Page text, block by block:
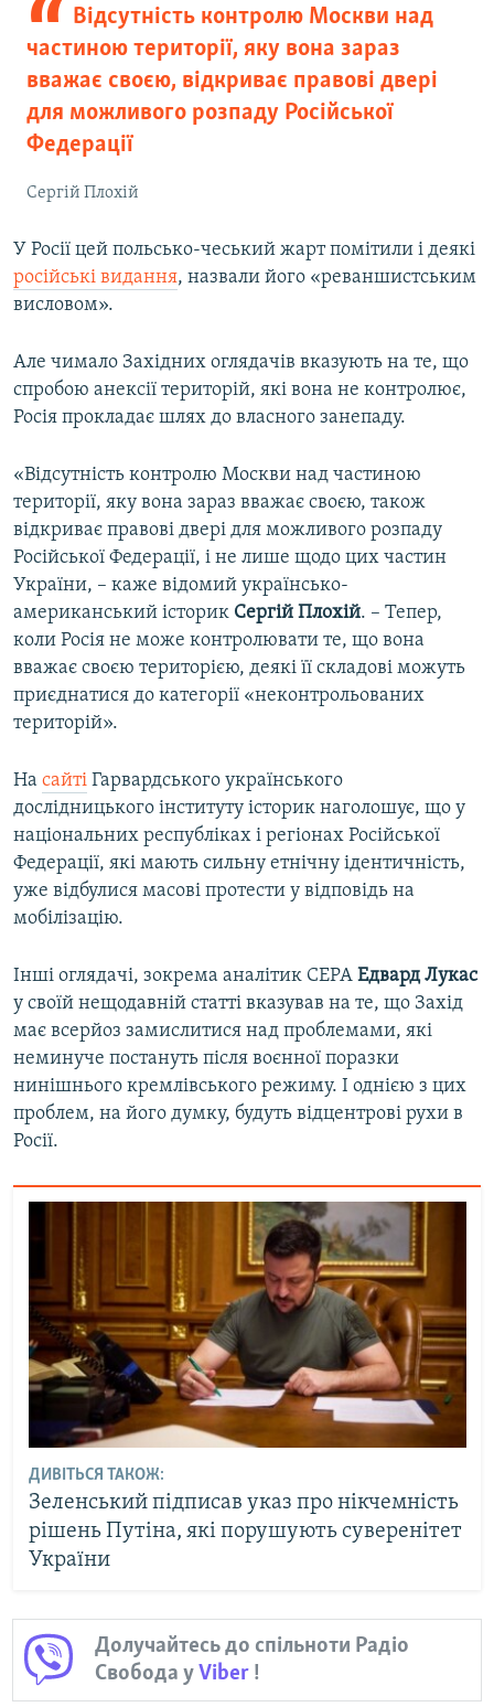
Відсутність контролю Москви над
частиною території, яку вона зараз
вважає своєю, відкриває правові двері
для можливого розпаду Російської
Федерації
Сергій Плохій
У Росії цей польсько-чеський жарт помітили і деякі
російські видання, назвали його «реваншистським
висловом».
Але чимало Західних оглядачів вказують на те, що
спробою анексії територій, які вона не контролює,
Росія прокладає шлях до власного занепаду.
«Відсутність контролю Москви над частиною
території, яку вона зараз вважає своєю, також
відкриває правові двері для можливого розпаду
Російської Федерації, і не лише щодо цих частин
України, – каже відомий українсько-
американський історик Сергій Плохій. – Тепер,
коли Росія не може контролювати те, що вона
вважає своєю територією, деякі її складові можуть
приєднатися до категорії «неконтрольованих
територій».
На сайті Гарвардського українського
дослідницького інституту історик наголошує, що у
національних республіках і регіонах Російської
Федерації, які мають сильну етнічну ідентичність,
уже відбулися масові протести у відповідь на
мобілізацію.
Інші оглядачі, зокрема аналітик CEPA Едвард Лукас
у своїй нещодавній статті вказував на те, що Захід
має всерйоз замислитися над проблемами, які
неминуче постануть після воєнної поразки
нинішнього кремлівського режиму. І однією з цих
проблем, на його думку, будуть відцентрові рухи в
Росії.
ДИВІТЬСЯ ТАКОЖ:
Зеленський підписав указ про нікчемність
рішень Путіна, які порушують суверенітет
України
Долучайтесь до спільноти Радіо
Свобода уViber !